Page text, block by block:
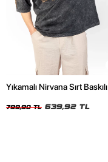
Yıkamalı Nirvana Sırt Baskılı
799,90 TL 639,92 TL